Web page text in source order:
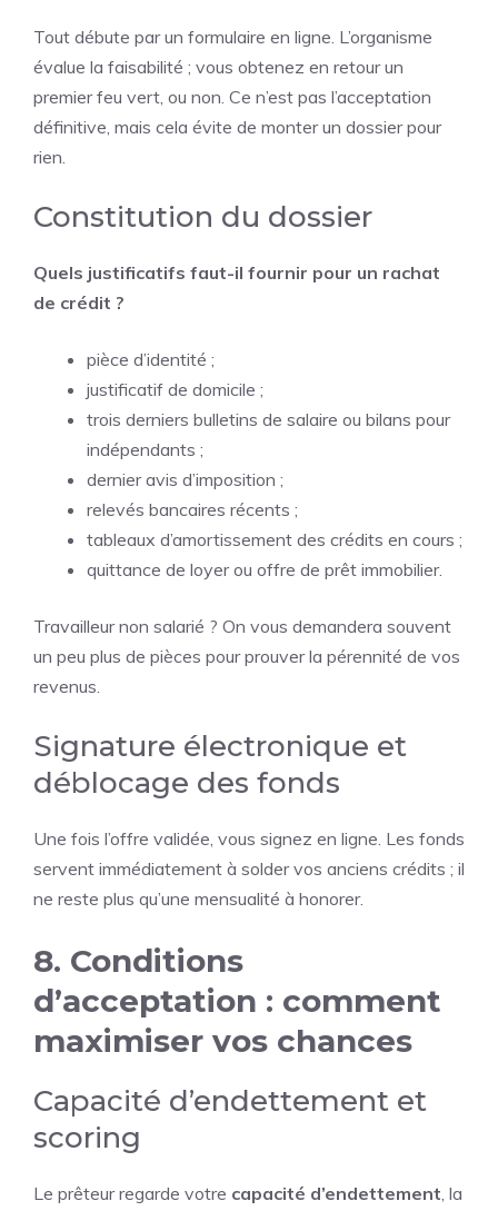
Tout débute par un formulaire en ligne. L’organisme
évalue la faisabilité ; vous obtenez en retour un
premier feu vert, ou non. Ce n’est pas l’acceptation
définitive, mais cela évite de monter un dossier pour
rien.
Constitution du dossier
Quels justificatifs faut-il fournir pour un rachat
de crédit ?
pièce d’identité ;
justificatif de domicile ;
trois derniers bulletins de salaire ou bilans pour
indépendants ;
dernier avis d’imposition ;
relevés bancaires récents ;
tableaux d’amortissement des crédits en cours ;
quittance de loyer ou offre de prêt immobilier.
Travailleur non salarié ? On vous demandera souvent
un peu plus de pièces pour prouver la pérennité de vos
revenus.
Signature électronique et
déblocage des fonds
Une fois l’offre validée, vous signez en ligne. Les fonds
servent immédiatement à solder vos anciens crédits ; il
ne reste plus qu’une mensualité à honorer.
8. Conditions
d’acceptation : comment
maximiser vos chances
Capacité d’endettement et
scoring
Le prêteur regarde votre capacité d’endettement, la